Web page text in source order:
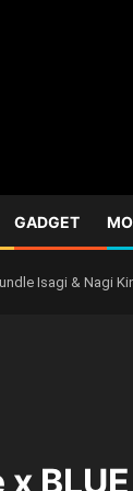
GADGET
Isagi & Nagi
x